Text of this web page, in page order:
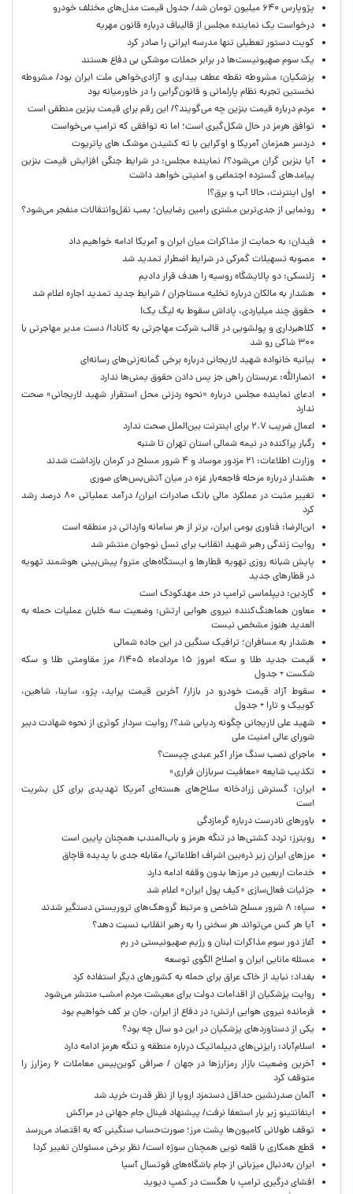
پژوپارس ۶۴۰ میلیون تومان شد/ جدول قیمت مدل‌های مختلف خودرو
درخواست یک نماینده مجلس از قالیباف درباره قانون مهریه
کویت دستور تعطیلی تنها مدرسه ایرانی را صادر کرد
یک‌ سوم صهیونیست‌ها در برابر حملات موشکی بی دفاع هستند
پزشکیان: مشروطه نقطه عطف بیداری و آزادی‌خواهی ملت ایران بود/ مشروطه
نخستین تجربه نظام پارلمانی و قانون‌گرایی را در خاورمیانه بود
مردم درباره قیمت بنزین چه می‌گویند؟/ این رقم برای قیمت بنزین منطقی است
توافق هرمز در حال شکل‌گیری است؛ اما نه توافقی که ترامپ می‌خواست
دردسر همزمان آمریکا و اوکراین با ته کشیدن موشک های پاتریوت
آیا بنزین گران می‌شود؟/ نماینده مجلس: در شرایط جنگی افزایش قیمت بنزین
پیامدهای گسترده اجتماعی و امنیتی خواهد داشت
اول اینترنت، حالا آب و برق؟!
رونمایی از جدی‌ترین مشتری رامین رضاییان؛ بمب نقل‌وانتقالات منفجر می‌شود؟
فیدان: به حمایت از مذاکرات میان ایران و آمریکا ادامه خواهیم داد
مصوبه تسهیلات گمرکی در شرایط اضطرار تمدید شد
زلنسکی: دو پالایشگاه روسیه را هدف قرار دادیم
هشدار به مالکان درباره تخلیه مستاجران / شرایط جدید تمدید اجاره اعلام شد
حقوق چند میلیاردی، پاداش سقوط به لیگ یک!
کلاهبرداری و پولشویی در قالب شرکت مهاجرتی به کانادا/ دست مدیر مهاجرتی با
۳۰۰ شاکی رو شد
بیانیه خانواده شهید لاریجانی درباره برخی گمانه‌زنی‌های رسانه‌ای
انصارالله: عربستان راهی جز پس دادن حقوق یمنی‌ها ندارد
ادعای نماینده مجلس درباره «نحوه ردزنی محل استقرار شهید لاریجانی» صحت
ندارد
اعمال ضریب ۲.۷ برای اینترنت بین‌الملل صحت ندارد
رگبار پراکنده در نیمه شمالی استان تهران تا شنبه
وزارت اطلاعات: ۲۱ مزدور موساد و ۴ شرور مسلح در کرمان بازداشت شدند
هشدار درباره مرحله فاجعه‌بار غزه در میان آتش‌بس‌های صوری
تغییر مثبت در عملکرد مالی بانک صادرات ایران/ درآمد عملیاتی ۸۰ درصد رشد
کرد
ابن‌الرضا: فناوری بومی ایران، برتر از هر سامانه وارداتی در منطقه است
روایت زندگی رهبر شهید انقلاب برای نسل نوجوان منتشر شد
پایش شبانه روزی تهویه قطارها و ایستگاه‌های مترو/ پیش‌بینی هوشمند تهویه
در قطارهای جدید
گاردین: دیپلماسی ترامپ در حد مهدکودک است
معاون هماهنگ‌کننده نیروی هوایی ارتش: وضعیت سه خلبان عملیات حمله به
العدید هنوز مشخص نیست
هشدار به مسافران؛ ترافیک سنگین در این جاده شمالی
قیمت جدید طلا و سکه امروز ۱۵ مردادماه ۱۴۰۵/ مرز مقاومتی طلا و سکه
شکست + جدول
سقوط آزاد قیمت خودرو در بازار/ آخرین قیمت پراید، پژو، ساینا، شاهین،
کوییک و تارا + جدول
شهید علی لاریجانی چگونه ردیابی شد؟/ روایت سردار کوثری از نحوه شهادت دبیر
شورای عالی امنیت ملی
ماجرای نصب سنگ مزار اکبر عبدی چیست؟
تکذیب شایعه «معافیت سربازان فراری»
ایران: گسترش زرادخانه سلاح‌های هسته‌ای آمریکا تهدیدی برای کل بشریت
است
باورهای نادرست درباره گرمازدگی
رویترز: تردد کشتی‌ها در تنگه هرمز و باب‌المندب همچنان پایین است
مرزهای ایران زیر ذره‌بین اشراف اطلاعاتی/ مقابله جدی با پدیده قاچاق
خدمات اربعین در مرزها بدون وقفه ادامه دارد
جزئیات فعال‌سازی «کیف پول ایران» اعلام شد
سپاه: ۸ شرور مسلح شاخص و مرتبط گروهک‌های تروریستی دستگیر شدند
آیا هر کس می‌تواند هر سخنی را به رهبر انقلاب نسبت دهد؟
آغاز دور سوم مذاکرات لبنان و رژیم صهیونیستی در رم
مسئله مانایی ایران و اصلاح الگوی توسعه
بغداد: نباید از خاک عراق برای حمله به کشورهای دیگر استفاده کرد
روایت پزشکیان از اقدامات دولت برای معیشت مردم امشب منتشر می‌شود
فرمانده نیروی هوایی ارتش: در دفاع از ایران، جان بر کف خواهیم بود
یکی از دستاوردهای پزشکیان در این دو سال چه بود؟
اسلام‌آباد: رایزنی‌های دیپلماتیک درباره منطقه و تنگه هرمز ادامه دارد
آخرین وضعیت بازار رمزارزها در جهان / صرافی کوین‌بیس معاملات ۶ رمزارز را
متوقف کرد
آلمان صدرنشین حداقل دستمزد اروپا از نظر قدرت خرید شد
اینفانتینو زیر بار استعفا نرفت/ پیشنهاد فینال جام جهانی در مراکش
توقف طولانی کامیون‌ها پشت مرز؛ صورت‌حساب سنگینی که به اقتصاد می‌رسد
قطع همکاری با قلعه نویی همچنان سوژه است/ نظر برخی مسئولان تغییر کرد!
ایران به‌دنبال میزبانی از جام باشگاه‌های فوتسال آسیا
افشای درگیری ترامپ با هگست در کمپ دیوید